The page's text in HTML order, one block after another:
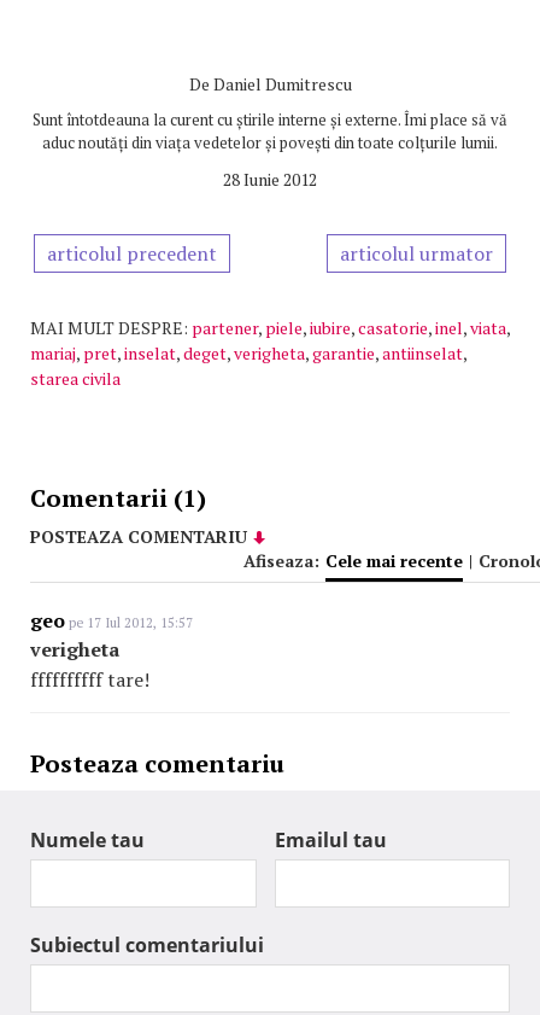
De Daniel Dumitrescu
Sunt întotdeauna la curent cu știrile interne și externe. Îmi place să vă
aduc noutăți din viața vedetelor și povești din toate colțurile lumii.
28 Iunie 2012
articolul precedent articolul urmator
MAI MULT DESPRE: partener, piele,iubire,casatorie,inel,viata,
mariaj, pret,inselat,deget,verigheta,garantie,antiinselat,
starea civila
Comentarii (1)
POSTEAZA COMENTARIU
Afiseaza: Cele mai recente |
geo pe 17 Iul 2012, 15:57
verigheta
ffffffffff tare!
Posteaza comentariu
Numele tau Emailul tau
Subiectul comentariului